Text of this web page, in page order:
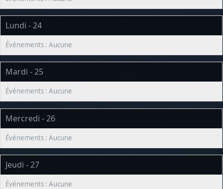
Lundi - 24
Mardi - 25
Mercredi - 26
Jeudi - 27